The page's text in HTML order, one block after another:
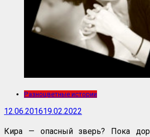
Разноцветные истории
12.06.201619.02.2022
Кира — опасный зверь? Пока